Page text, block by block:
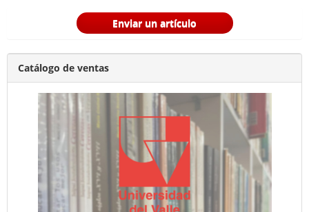
Enviar un artículo
Catálogo de ventas